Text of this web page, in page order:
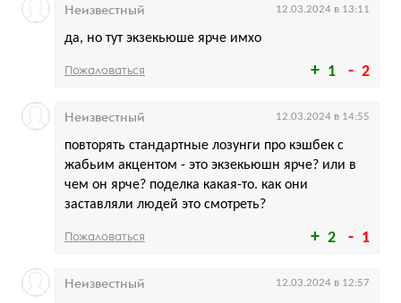
1 2
да, но тут экзекьюше ярче имхо
Неизвестный 12.03.2024 в 13:11
Пожаловаться
2 1
повторять стандартные лозунги про кэшбек с
жабьим акцентом - это экзекьюшн ярче? или в
чем он ярче? поделка какая-то. как они
заставляли людей это смотреть?
Неизвестный 12.03.2024 в 14:55
Пожаловаться
Неизвестный 12.03.2024 в 12:57